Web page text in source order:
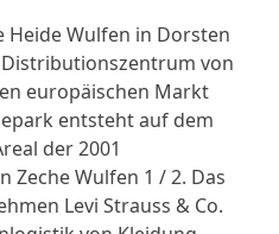
Wulfen in Dorsten
von
europäischen Markt
entsteht auf dem
der 2001
Zeche Wulfen 1 / 2. Das
Levi Strauss & Co.